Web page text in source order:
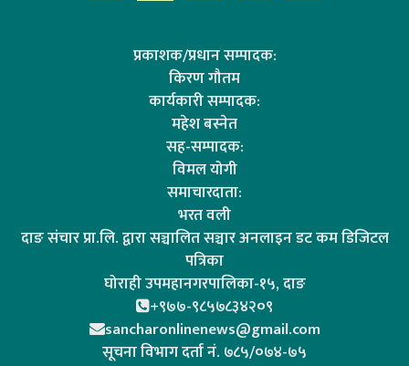
प्रकाशक/प्रधान सम्पादक:
किरण गौतम
कार्यकारी सम्पादक:
महेश बस्नेत
सह-सम्पादक:
विमल योगी
समाचारदाता:
भरत वली
दाङ संचार प्रा.लि. द्वारा सञ्चालित सञ्चार अनलाइन डट कम डिजिटल
पत्रिका
घोराही उपमहानगरपालिका-१५, दाङ
+९७७-९८५७८३४२०९
sancharonlinenews@gmail.com
सूचना विभाग दर्ता न‌ं. ७८५/०७४-७५